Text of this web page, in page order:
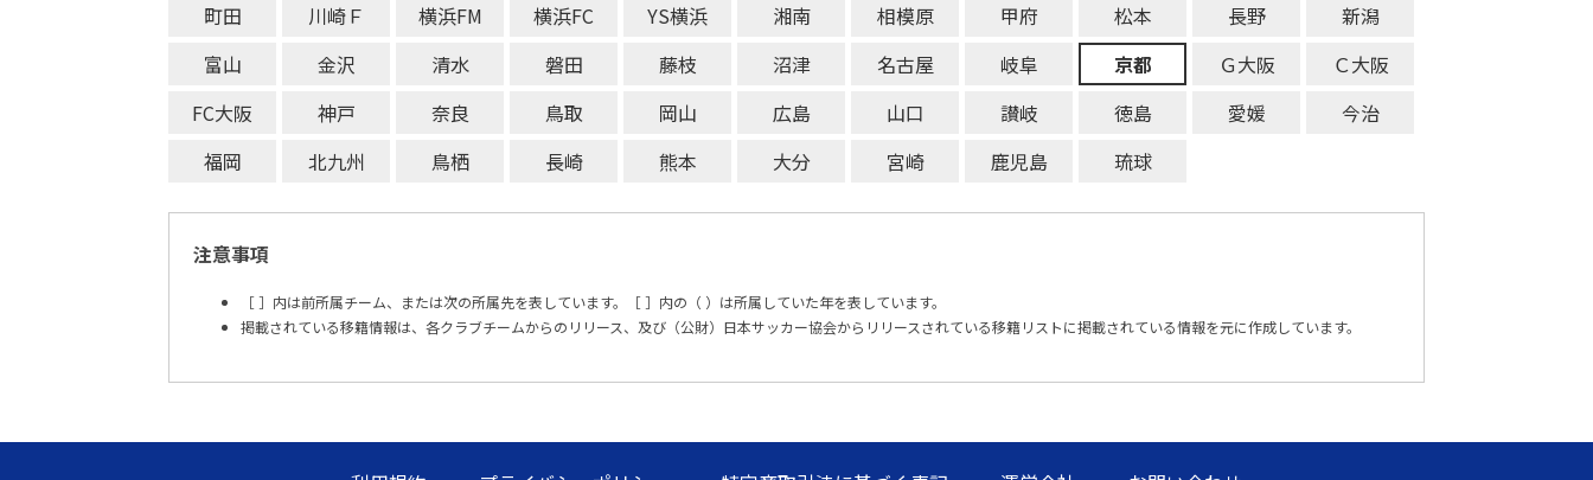
町田
川崎Ｆ 横浜FM 横浜FC YS横浜 湘南 相模原 甲府 松本 長野
新潟
富山
金沢 清水 磐田 藤枝 沼津 名古屋 岐阜 京都 Ｇ大阪
Ｃ大阪
FC大阪
神戸 奈良 鳥取 岡山 広島 山口 讃岐 徳島 愛媛
今治
福岡
北九州 鳥栖 長崎 熊本 大分 宮崎 鹿児島 琉球
注意事項
［ ］内は前所属チーム、または次の所属先を表しています。［ ］内の（ ）は所属していた年を表しています。
掲載されている移籍情報は、各クラブチームからのリリース、及び（公財）日本サッカー協会からリリースされている移籍リストに掲載されている情報を元に作成しています。